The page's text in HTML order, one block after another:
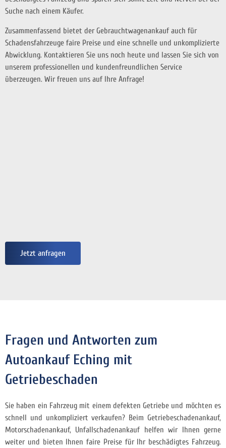
Suche nach einem Käufer.
Zusammenfassend bietet der Gebrauchtwagenankauf auch für
Schadensfahrzeuge faire Preise und eine schnelle und unkomplizierte
Abwicklung. Kontaktieren Sie uns noch heute und lassen Sie sich von
unserem professionellen und kundenfreundlichen Service
überzeugen. Wir freuen uns auf Ihre Anfrage!
Jetzt anfragen
Fragen und Antworten zum
Autoankauf Eching mit
Getriebeschaden
Sie haben ein Fahrzeug mit einem defekten Getriebe und möchten es
schnell und unkompliziert verkaufen? Beim Getriebeschadenankauf,
Motorschadenankauf, Unfallschadenankauf helfen wir Ihnen gerne
weiter und bieten Ihnen faire Preise für Ihr beschädigtes Fahrzeug.